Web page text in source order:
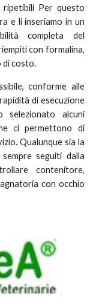
ripetibili Per questo
e li inseriamo in un
completa del
con formalina,
di costo.
conforme alle
di esecuzione
selezionato alcuni
ci permettono di
Qualunque sia la
seguiti dalla
contenitore,
con occhio